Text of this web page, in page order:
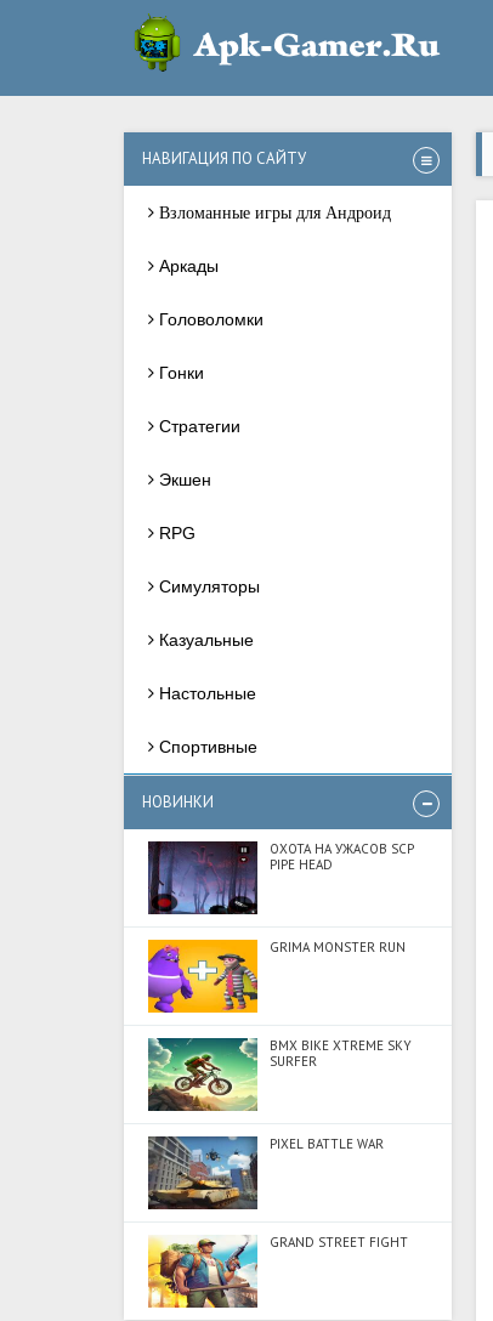
НАВИГАЦИЯ ПО САЙТУ
Взломанные игры для Андроид
Аркады
Головоломки
Гонки
Стратегии
Экшен
RPG
Симуляторы
Казуальные
Настольные
Спортивные
НОВИНКИ
ОХОТА НА УЖАСОВ SCP
PIPE HEAD
GRIMA MONSTER RUN
BMX BIKE XTREME SKY
SURFER
PIXEL BATTLE WAR
GRAND STREET FIGHT